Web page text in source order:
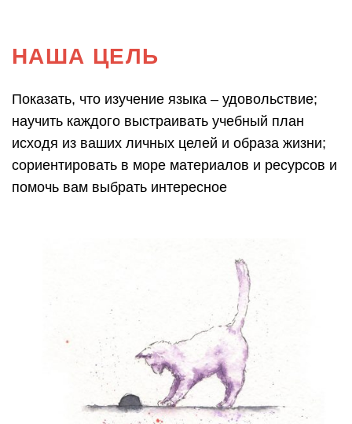
НАША ЦЕЛЬ
Показать, что изучение языка – удовольствие;
научить каждого выстраивать учебный план
исходя из ваших личных целей и образа жизни;
сориентировать в море материалов и ресурсов и
помочь вам выбрать интересное